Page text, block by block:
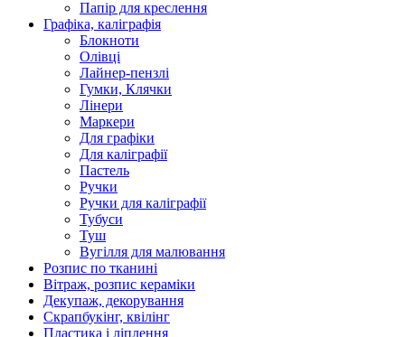
Папір для креслення
Графіка, каліграфія
Блокноти
Олівці
Лайнер-пензлі
Гумки, Клячки
Лінери
Маркери
Для графіки
Для каліграфії
Пастель
Ручки
Ручки для каліграфії
Тубуси
Туш
Вугілля для малювання
Розпис по тканині
Вітраж, розпис кераміки
Декупаж, декорування
Скрапбукінг, квілінг
Пластика і ліплення